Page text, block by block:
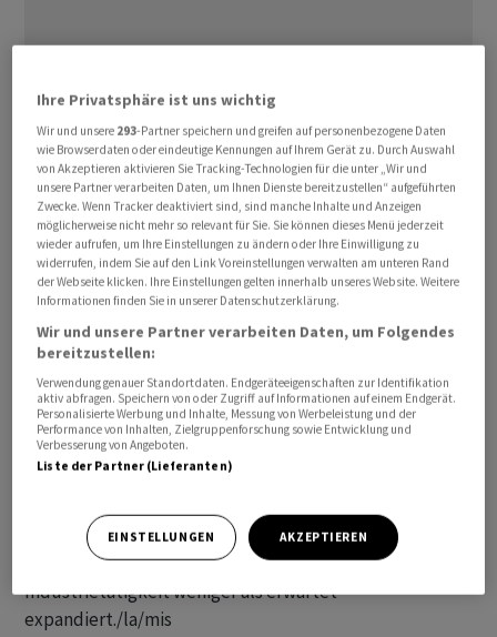
Die risikofreudige Stimmung an den Märkten insgesamt
überwog die eingetrübten Aussichten für die Nachfrage
nach Rohöl. Für gute Laune sorgte, dass die Wall Street
zu Wochenbeginn die Rekordjagd der vergangenen
Wochen fortgesetzt hatte. Zugpferde waren einmal
mehr die Aktien der grossen Technologiekonzerne, die
von der Aussicht auf hohe Gewinne im Geschäft mit
Künstlicher Intelligenz profitierten. Die Kauflaune
Indes scheint sich die Nachfrage nach Rohöl in Asien
etwas abgeschwächt zu haben, da es Anzeichen für
einen geringeren Benzinverbrauch in Indien und eine
langsamere Raffinerieaktivität in China gibt. Darüber
hinaus hatten am Montag Konjunkturdaten aus diesem
wichtigen Verbrauchsland gezeigt, dass die
Industrietätigkeit weniger als erwartet
expandiert./la/mis
Ihre Privatsphäre ist uns wichtig
Wir und unsere 293-Partner speichern und greifen auf personenbezogene Daten
wie Browserdaten oder eindeutige Kennungen auf Ihrem Gerät zu. Durch Auswahl
von Akzeptieren aktivieren Sie Tracking-Technologien für die unter „Wir und
unsere Partner verarbeiten Daten, um Ihnen Dienste bereitzustellen“ aufgeführten
Zwecke. Wenn Tracker deaktiviert sind, sind manche Inhalte und Anzeigen
möglicherweise nicht mehr so relevant für Sie. Sie können dieses Menü jederzeit
wieder aufrufen, um Ihre Einstellungen zu ändern oder Ihre Einwilligung zu
widerrufen, indem Sie auf den Link Voreinstellungen verwalten am unteren Rand
der Webseite klicken. Ihre Einstellungen gelten innerhalb unseres Website. Weitere
Informationen finden Sie in unserer Datenschutzerklärung.
Wir und unsere Partner verarbeiten Daten, um Folgendes
bereitzustellen:
Verwendung genauer Standortdaten. Endgeräteeigenschaften zur Identifikation
aktiv abfragen. Speichern von oder Zugriff auf Informationen auf einem Endgerät.
Personalisierte Werbung und Inhalte, Messung von Werbeleistung und der
Performance von Inhalten, Zielgruppenforschung sowie Entwicklung und
Verbesserung von Angeboten.
Liste der Partner (Lieferanten)
EINSTELLUNGEN AKZEPTIEREN